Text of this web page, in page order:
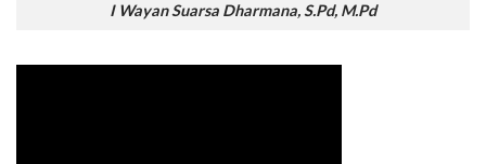
I Wayan Suarsa Dharmana, S.Pd, M.Pd